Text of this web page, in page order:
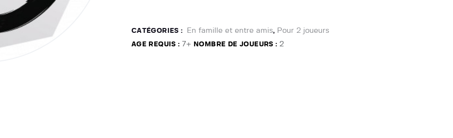
CATÉGORIES : En famille et entre amis, Pour 2 joueurs
AGE REQUIS : 7+ NOMBRE DE JOUEURS : 2